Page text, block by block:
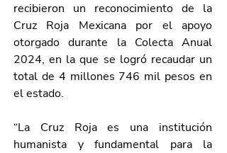
recibieron un reconocimiento de la
Cruz Roja Mexicana por el apoyo
otorgado durante la Colecta Anual
2024, en la que se logró recaudar un
total de 4 millones 746 mil pesos en
el estado.
“La Cruz Roja es una institución
humanista y fundamental para la